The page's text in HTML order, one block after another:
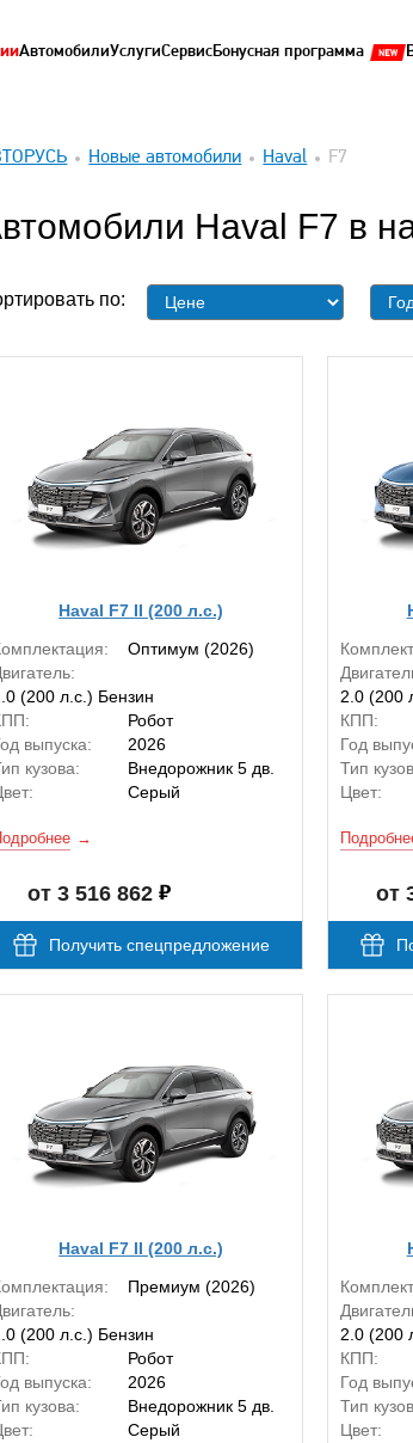
АвтомобилиУслугиСервисБонусная программа
Новые автомобили Haval F7
Haval F7 в
по:
Haval F7 II (200 л.с.)
Оптимум (2026)
(200 л.с.) Бензин
Робот
выпуска:
2026
кузова:
Внедорожник 5 дв.
Серый
от 3 516 862
Получить спецпредложение
2.0 (200
КПП:
Год
Тип
Цвет:
от
Haval F7 II (200 л.с.)
Премиум (2026)
(200 л.с.) Бензин
Робот
выпуска:
2026
кузова:
Внедорожник 5 дв.
Серый
2.0 (200
КПП:
Год
Тип
Цвет: